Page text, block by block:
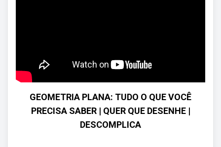
GEOMETRIA PLANA: TUDO O QUE VOCÊ
PRECISA SABER | QUER QUE DESENHE |
DESCOMPLICA